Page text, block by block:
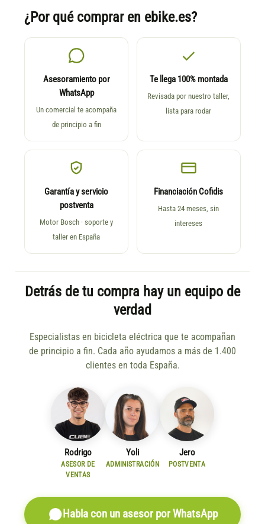
¿Por qué comprar en ebike.es?
Asesoramiento por
WhatsApp
Un comercial te acompaña
de principio a fin
Te llega 100% montada
Revisada por nuestro taller,
lista para rodar
Garantía y servicio
postventa
Motor Bosch · soporte y
taller en España
Financiación Cofidis
Hasta 24 meses, sin
intereses
Detrás de tu compra hay un equipo de
verdad
Especialistas en bicicleta eléctrica que te acompañan
de principio a fin. Cada año ayudamos a más de 1.400
clientes en toda España.
Rodrigo
ASESOR DE
VENTAS
Yoli
ADMINISTRACIÓN
Jero
POSTVENTA
Habla con un asesor por WhatsApp